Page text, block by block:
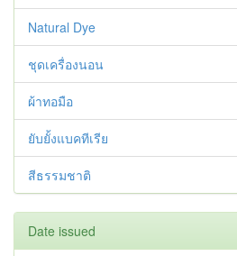
Natural Dye
ชุดเครื่องนอน
ผ้าทอมือ
ยับยั้งแบคทีเรีย
สีธรรมชาติ
Date issued